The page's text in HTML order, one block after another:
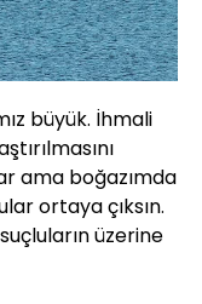
büyük. İhmali
ama boğazımda
ortaya çıksın.
üzerine